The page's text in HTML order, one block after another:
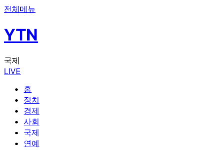
전체메뉴
YTN
국제
LIVE
홈
정치
경제
사회
국제
연예